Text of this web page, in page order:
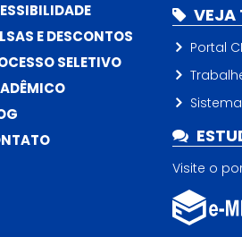
E DESCONTOS
SELETIVO
VEJA
Portal
Visite o